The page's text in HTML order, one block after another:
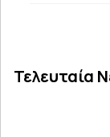
Τελευταία